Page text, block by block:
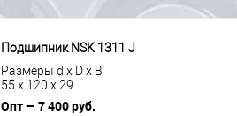
Подшипник NSK 1311 J
Размеры d x D x B
55 x 120 x 29
Опт — 7 400 руб.